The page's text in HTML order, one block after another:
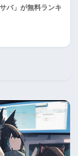
バ」が無料ランキ